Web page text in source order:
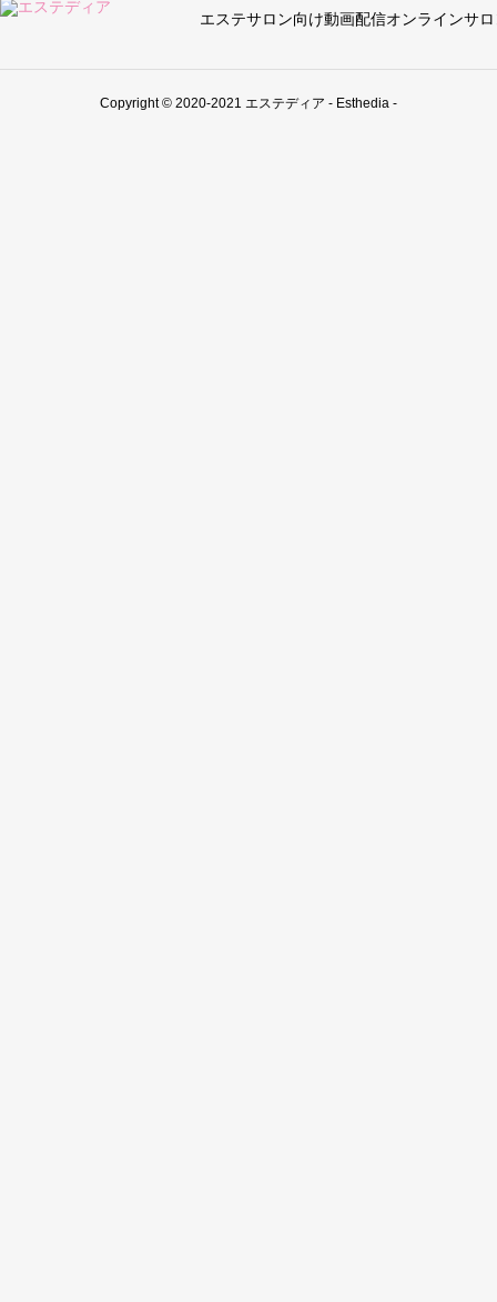
エステサロン向け動画配信オンラインサ
Copyright © 2020-2021 エステディア - Esthedia -